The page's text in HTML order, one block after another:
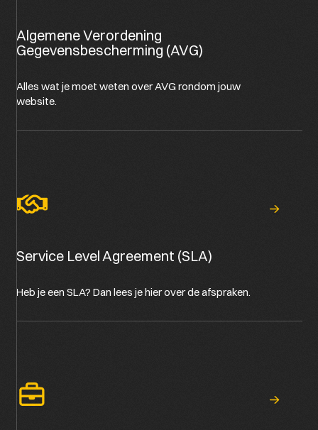
Algemene Verordening
Gegevensbescherming (AVG)
Alles wat je moet weten over AVG rondom jouw
website.
Service Level Agreement (SLA)
Heb je een SLA? Dan lees je hier over de afspraken.